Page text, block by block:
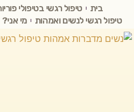
בית
טיפול רגשי בטיפולי
טיפול רגשי לנשים ואמהות
מי אני?